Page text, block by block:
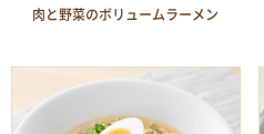
肉と野菜のボリュームラーメン